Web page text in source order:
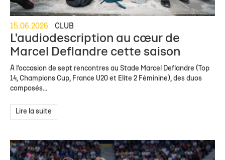
15.06.2026 CLUB
L'audiodescription au cœur de
Marcel Deflandre cette saison
À l’occasion de sept rencontres au Stade Marcel Deflandre (Top
14, Champions Cup, France U20 et Elite 2 Féminine), des duos
composés...
Lire la suite